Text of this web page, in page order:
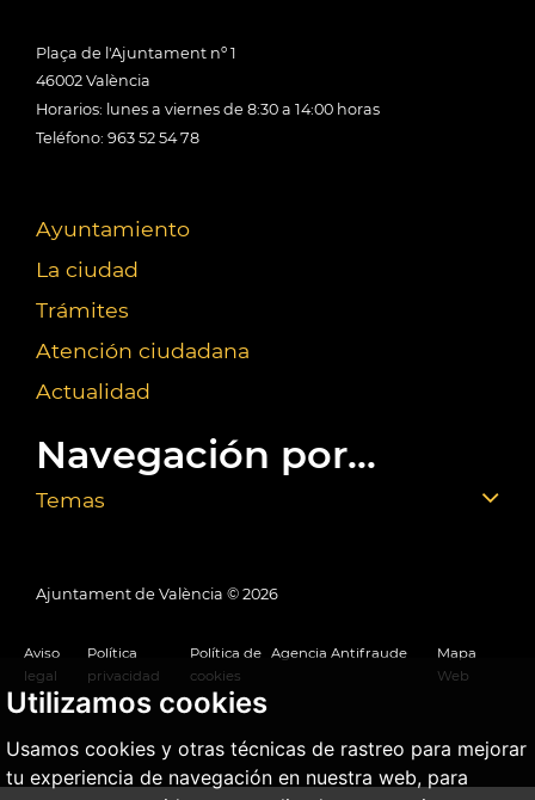
Utilizamos cookies
Usamos cookies y otras técnicas de rastreo para mejorar
tu experiencia de navegación en nuestra web, para
Plaça de l'Ajuntament nº 1
46002 València
Horarios: lunes a viernes de 8:30 a 14:00 horas
Teléfono: 963 52 54 78
Ayuntamiento
La ciudad
Trámites
Atención ciudadana
Actualidad
Navegación por...
Temas
Ajuntament de València © 2026
Aviso
legal
Política
privacidad
Política de
cookies
Agencia Antifraude
Mapa
Web